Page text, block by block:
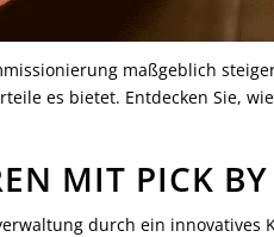
maßgeblich
es bietet. Entdecken Sie,
MIT PICK
durch ein